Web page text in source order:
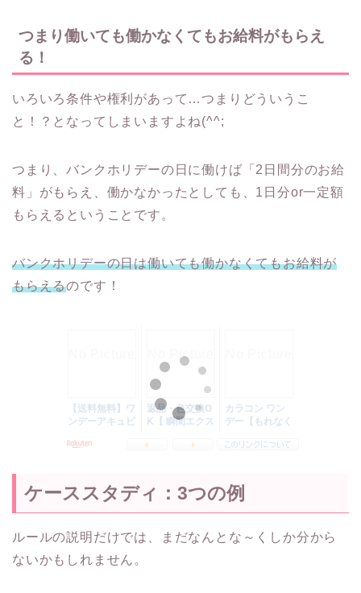
つまり働いても働かなくてもお給料がもらえ
る！
いろいろ条件や権利があって…つまりどういうこ
と！？となってしまいますよね(^^;
つまり、バンクホリデーの日に働けば「2日間分のお給
料」がもらえ、働かなかったとしても、1日分or一定額
もらえるということです。
バンクホリデーの日は働いても働かなくてもお給料が
もらえるのです！
ケーススタディ：3つの例
ルールの説明だけでは、まだなんとな～くしか分から
ないかもしれません。